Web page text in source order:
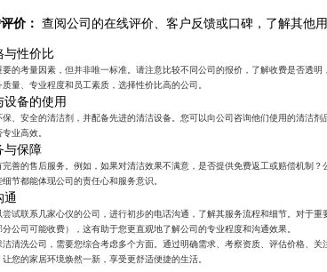
价： 查阅公司的在线评价、客户反馈或口碑，了解其他用
与性价比
的考量因素，但并非唯一标准。请注意比较不同公司的报价，了解收费是否透
量、专业程度和员工素质，选择性价比高的公司。
设备的使用
、安全的清洁剂，并配备先进的清洁设备。您可以向公司咨询他们使用的清洁剂
业高效。
与保障
善的售后服务。例如，如果对清洁效果不满意，是否提供免费返工或赔偿机制
节都能体现公司的责任心和服务意识。
试联系几家心仪的公司，进行初步的电话沟通，了解其服务流程和细节。对于
公司可能收费），这有助于您更直观地了解公司的专业程度和沟通效果。
清洗公司，需要您综合考虑多个方面。通过明确需求、考察资质、评估价格、
您的家居环境焕然一新，享受更舒适便捷的生活。